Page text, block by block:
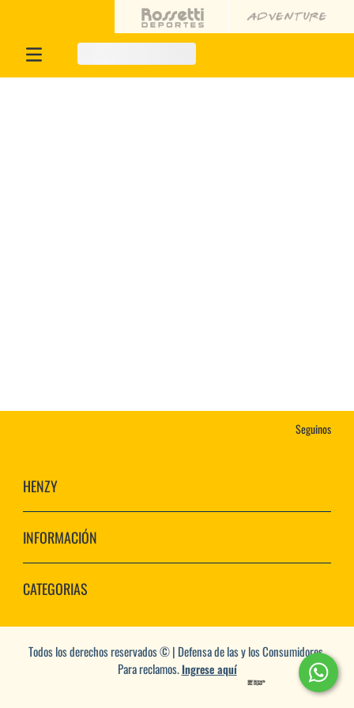
Seguinos
HENZY
INFORMACIÓN
CATEGORIAS
Todos los derechos reservados © | Defensa de las y los Consumidores.
Para reclamos.Ingrese aquí